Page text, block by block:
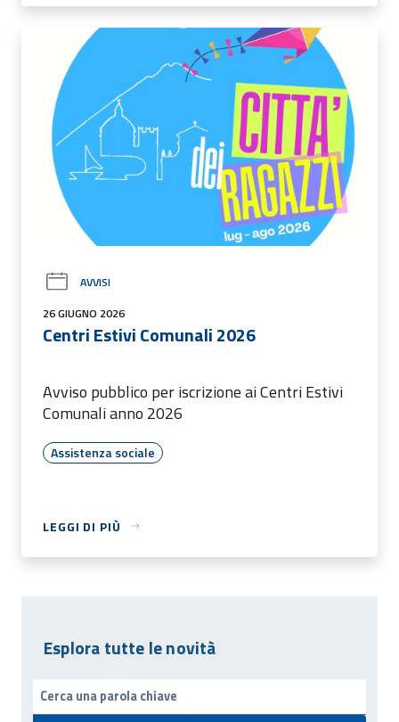
AVVISI
26 GIUGNO 2026
Centri Estivi Comunali 2026
Avviso pubblico per iscrizione ai Centri Estivi
Comunali anno 2026
Assistenza sociale
LEGGI DI PIÙ
Esplora tutte le novità